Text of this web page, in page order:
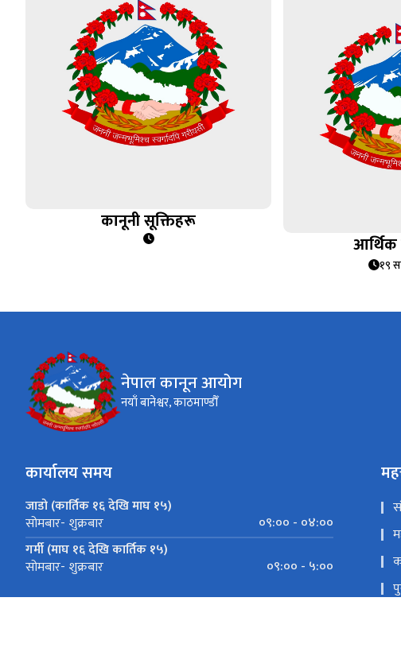
कानूनी सूक्तिहरू
१९
नेपाल कानून आयोग
नयाँ बानेश्वर, काठमाण्डौँ
कार्यालय समय
जाडो (कार्तिक १६ देखि माघ १५)
सोमबार- शुक्रबार
०९:०० - ०४:००
गर्मी (माघ १६ देखि कार्तिक १५)
सोमबार- शुक्रबार ०९:०० - ५:००